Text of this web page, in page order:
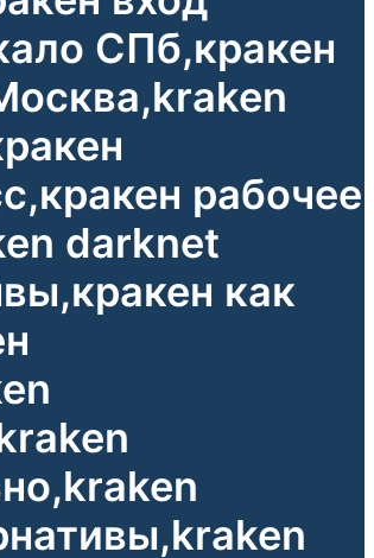
СПб,кракен
рабочее
darknet
как